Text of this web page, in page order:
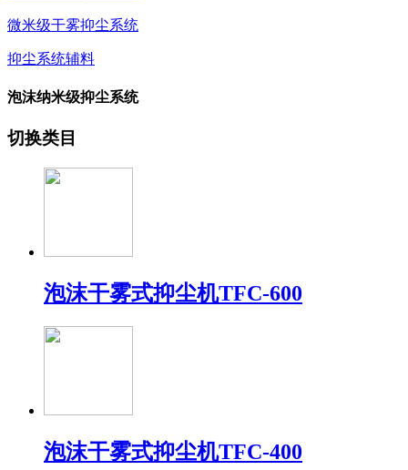
微米级干雾抑尘系统
抑尘系统辅料
泡沫纳米级抑尘系统
切换类目
泡沫干雾式抑尘机TFC-600
泡沫干雾式抑尘机TFC-400